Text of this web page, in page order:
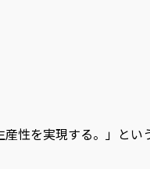
性を実現する。」